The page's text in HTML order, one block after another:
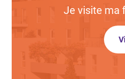
Je visite ma